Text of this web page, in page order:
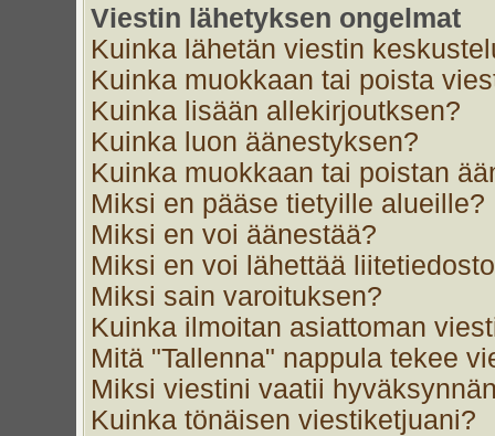
Viestin lähetyksen ongelmat
Kuinka lähetän viestin
Kuinka muokkaan tai poista
Kuinka lisään allekirjoutksen?
Kuinka luon äänestyksen?
Kuinka muokkaan tai poistan
Miksi en pääse tietyille alueille?
Miksi en voi äänestää?
Miksi en voi lähettää
Miksi sain varoituksen?
Kuinka ilmoitan asiattoman
Mitä "Tallenna" nappula tekee
Miksi viestini vaatii
Kuinka tönäisen viestiketjuani?